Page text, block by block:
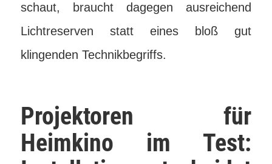
schaut, braucht dagegen ausreichend
Lichtreserven statt eines bloß gut
klingenden Technikbegriffs.
Projektoren für
Heimkino im Test: